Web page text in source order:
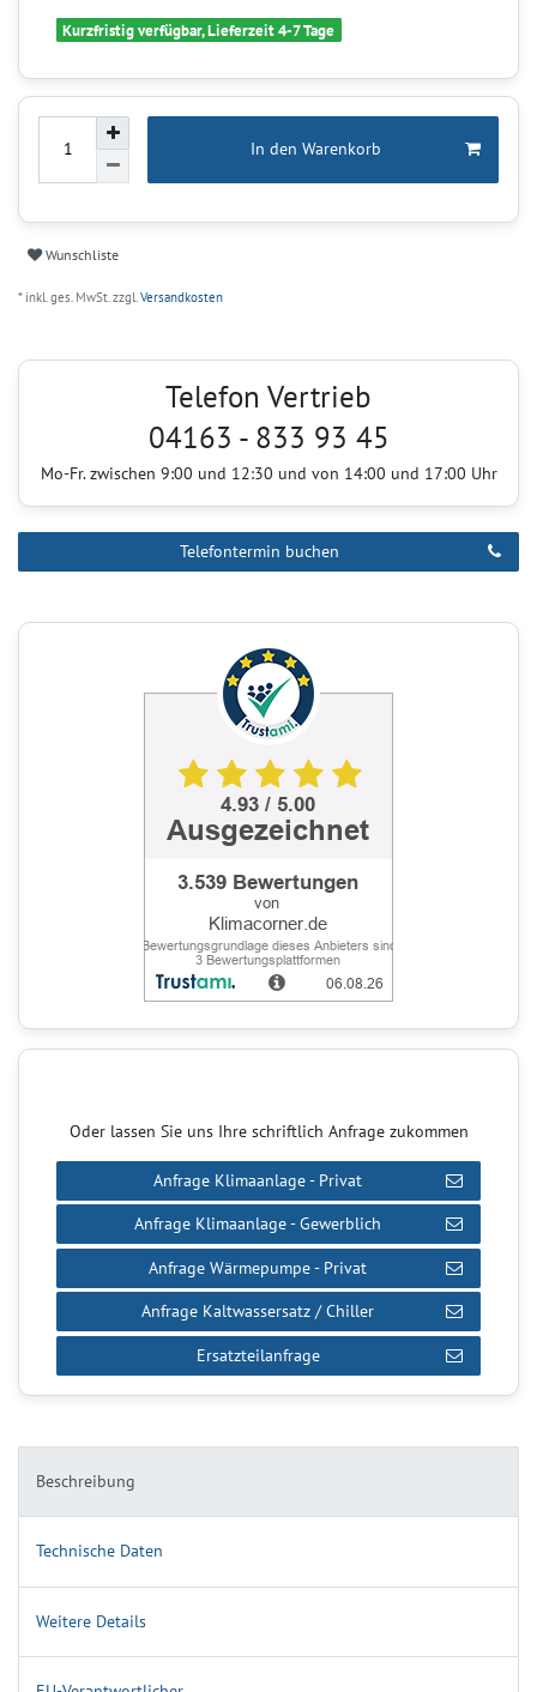
Kurzfristig verfügbar, Lieferzeit 4-7 Tage
In den Warenkorb
Wunschliste
* inkl. ges. MwSt. zzgl.Versandkosten
Beschreibung
Technische Daten
Weitere Details
Telefon Vertrieb
04163 - 833 93 45
Mo-Fr. zwischen 9:00 und 12:30 und von 14:00 und 17:00 Uhr
Telefontermin buchen
Oder lassen Sie uns Ihre schriftlich Anfrage zukommen
Anfrage Klimaanlage - Privat
Anfrage Klimaanlage - Gewerblich
Anfrage Wärmepumpe - Privat
Anfrage Kaltwassersatz / Chiller
Ersatzteilanfrage